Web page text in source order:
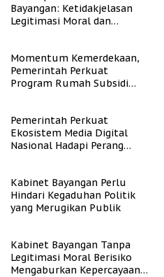
Bayangan: Ketidakjelasan
Legitimasi Moral dan
Momentum Kemerdekaan,
Pemerintah Perkuat
Program Rumah Subsidi
Pemerintah Perkuat
Ekosistem Media Digital
Nasional Hadapi Perang
Kabinet Bayangan Perlu
Hindari Kegaduhan Politik
yang Merugikan Publik
Kabinet Bayangan Tanpa
Legitimasi Moral Berisiko
Mengaburkan Kepercayaan